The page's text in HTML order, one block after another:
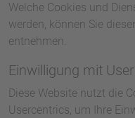
Welche Cookies und
werden, können Sie
entnehmen.
Einwilligung mit
Diese Website nutzt die
Usercentrics, um Ihre